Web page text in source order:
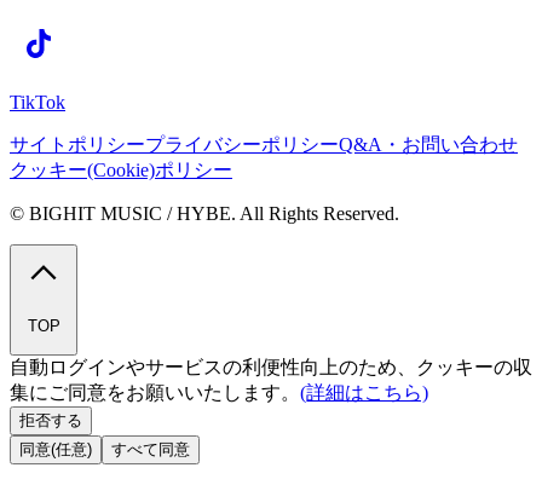
TikTok
サイトポリシープライバシーポリシーQ&A・お問い合わせ
クッキー(Cookie)ポリシー
© BIGHIT MUSIC / HYBE. All Rights Reserved.
TOP
自動ログインやサービスの利便性向上のため、クッキーの収
集にご同意をお願いいたします。 (詳細はこちら)
拒否する
同意(任意)
すべて同意